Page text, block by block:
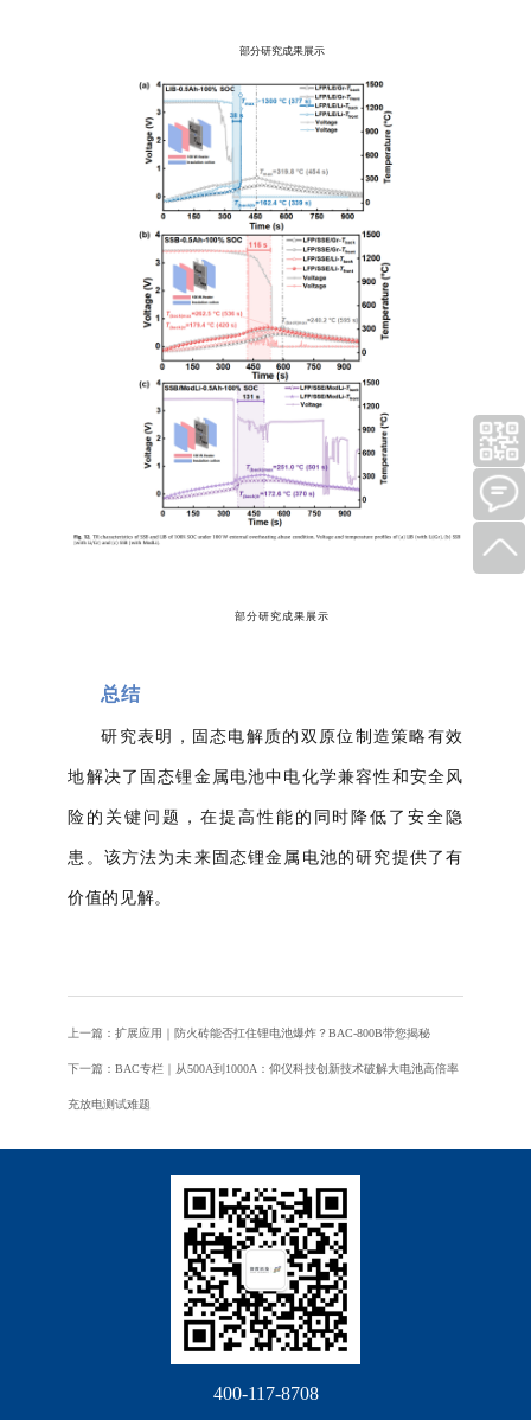
部分研究成果展示
部分研究成果展示
总结
研究表明，固态电解质的双原位制造策略有效
地解决了固态锂金属电池中电化学兼容性和安全风
险的关键问题 ，在提高性能的同时降低了安全隐
患。该方法为未来固态锂金属电池的研究提供了有
价值的见解。
上一篇：扩展应用｜防火砖能否扛住锂电池爆炸？BAC-800B带您揭秘
下一篇：BAC专栏｜从500A到1000A：仰仪科技创新技术破解大电池高倍率
充放电测试难题
400-117-8708